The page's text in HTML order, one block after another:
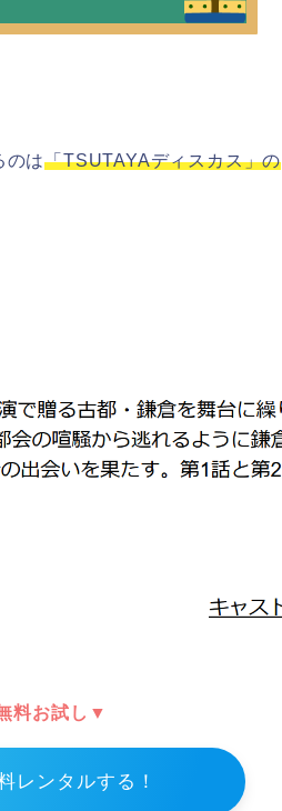
のは「TSUTAYAディスカス」の
料お試し▼
レンタルする！